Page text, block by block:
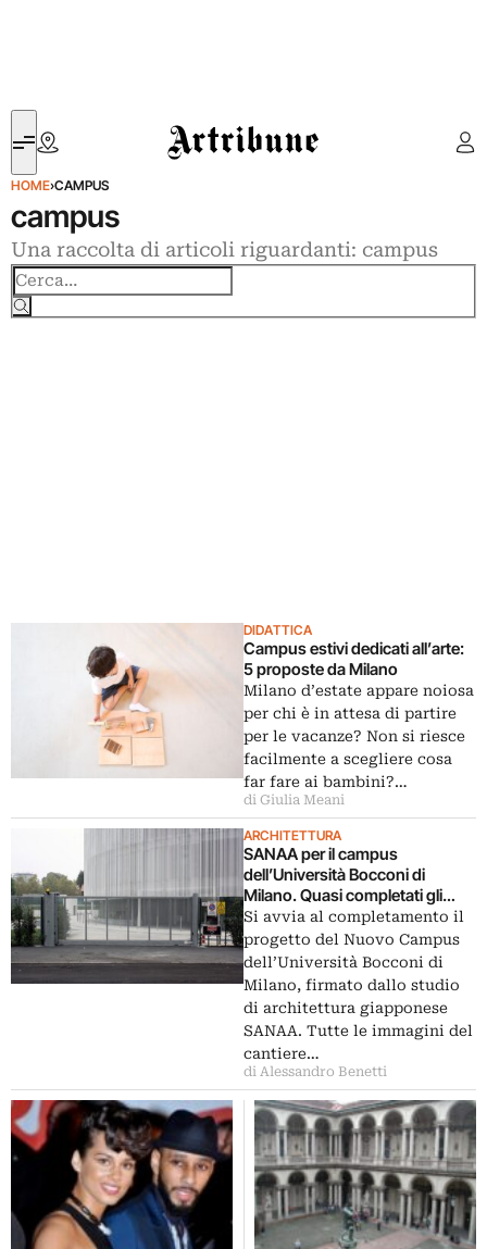
Artribune
HOME›CAMPUS
campus
Una raccolta di articoli riguardanti: campus
DIDATTICA
Campus estivi dedicati all’arte:
5 proposte da Milano
Milano d’estate appare noiosa
per chi è in attesa di partire
per le vacanze? Non si riesce
facilmente a scegliere cosa
far fare ai bambini?…
di Giulia Meani
ARCHITETTURA
SANAA per il campus
dell’Università Bocconi di
Milano. Quasi completati gli
edifici
Si avvia al completamento il
progetto del Nuovo Campus
dell’Università Bocconi di
Milano, firmato dallo studio
di architettura giapponese
SANAA. Tutte le immagini del
cantiere…
di Alessandro Benetti